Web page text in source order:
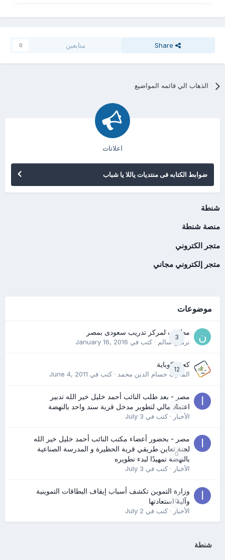
Share متابعين 0
الذهاب الي قائمه المواضيع
اعلانات
ضوابط الكتابه فى منتديات ياللا يا شباب
شنطة
منصة شنطة
متجر الكتروني
متجر إلكتروني مجاني
موضوعات
3
مطلوب لمركز تدريب سعودى بمصر
نرمين سالم· كتب في January 16, 2016
12
كعب كوباية
المدرب حسام الدين محمد· كتب في June 4, 2011
0
مصر - بعد طلب النائب أحمد خليل خير الله تدبير
اعتماد مالي لتطوير مدخل قرية سند واحد بالنهضة
الأخبار· كتب في July 3
0
مصر - بحضور أعضاء مكتب النائب أحمد خليل خير الله
لجنة تعاين طريقي قرية الحظيرة و المدرسة الصناعية
بالنهضة تمهيدًا لبدء تطويره
الأخبار· كتب في July 3
0
وزارة التموين تكشف أسباب إيقاف البطاقات التموينية
وآلية استعادتها
الأخبار· كتب في July 2
شنطة